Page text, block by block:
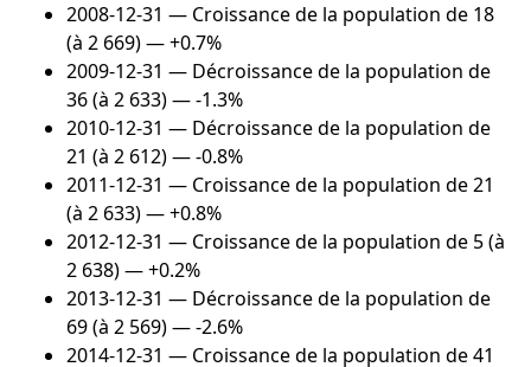
2008-12-31 — Croissance de la population de 18
(à 2 669) — +0.7%
2009-12-31 — Décroissance de la population de
36 (à 2 633) — -1.3%
2010-12-31 — Décroissance de la population de
21 (à 2 612) — -0.8%
2011-12-31 — Croissance de la population de 21
(à 2 633) — +0.8%
2012-12-31 — Croissance de la population de 5 (à
2 638) — +0.2%
2013-12-31 — Décroissance de la population de
69 (à 2 569) — -2.6%
2014-12-31 — Croissance de la population de 41